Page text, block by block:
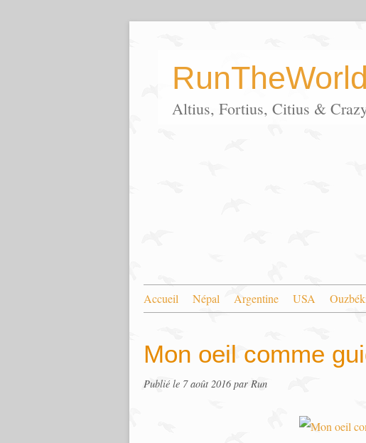
RunTheWorld
Altius, Fortius, Citius &
Accueil Népal Argentine USA
Mon oeil comme
Publié le 7 août 2016 par Run